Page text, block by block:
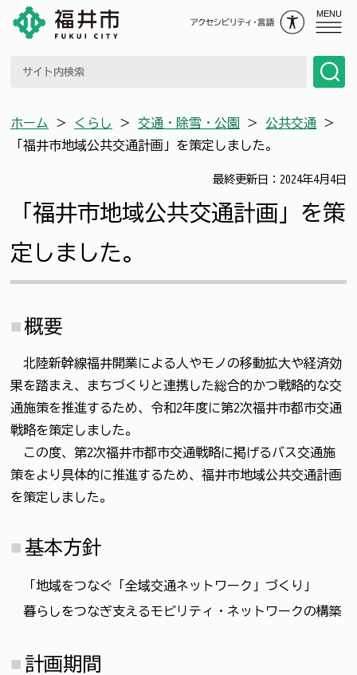
MENU
ホーム ＞ くらし ＞ 交通・除雪・公園 ＞ 公共交通 ＞
「福井市地域公共交通計画」を策定しました。
最終更新日：2024年4月4日
「福井市地域公共交通計画」を策
定しました。
概要
北陸新幹線福井開業による人やモノの移動拡大や経済効
果を踏まえ、まちづくりと連携した総合的かつ戦略的な交
通施策を推進するため、令和2年度に第2次福井市都市交通
戦略を策定しました。
この度、第2次福井市都市交通戦略に掲げるバス交通施
策をより具体的に推進するため、福井市地域公共交通計画
を策定しました。
基本方針
「地域をつなぐ「全域交通ネットワーク」づくり」
暮らしをつなぎ支えるモビリティ・ネットワークの構築
計画期間